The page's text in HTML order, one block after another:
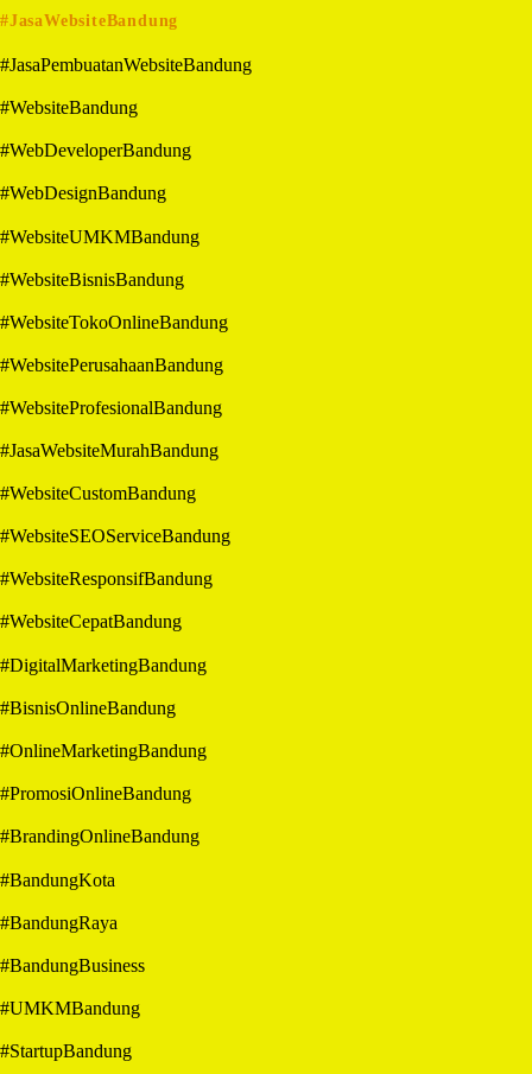
#JasaWebsiteBandung
#JasaPembuatanWebsiteBandung
#WebsiteBandung
#WebDeveloperBandung
#WebDesignBandung
#WebsiteUMKMBandung
#WebsiteBisnisBandung
#WebsiteTokoOnlineBandung
#WebsitePerusahaanBandung
#WebsiteProfesionalBandung
#JasaWebsiteMurahBandung
#WebsiteCustomBandung
#WebsiteSEOServiceBandung
#WebsiteResponsifBandung
#WebsiteCepatBandung
#DigitalMarketingBandung
#BisnisOnlineBandung
#OnlineMarketingBandung
#PromosiOnlineBandung
#BrandingOnlineBandung
#BandungKota
#BandungRaya
#BandungBusiness
#UMKMBandung
#StartupBandung